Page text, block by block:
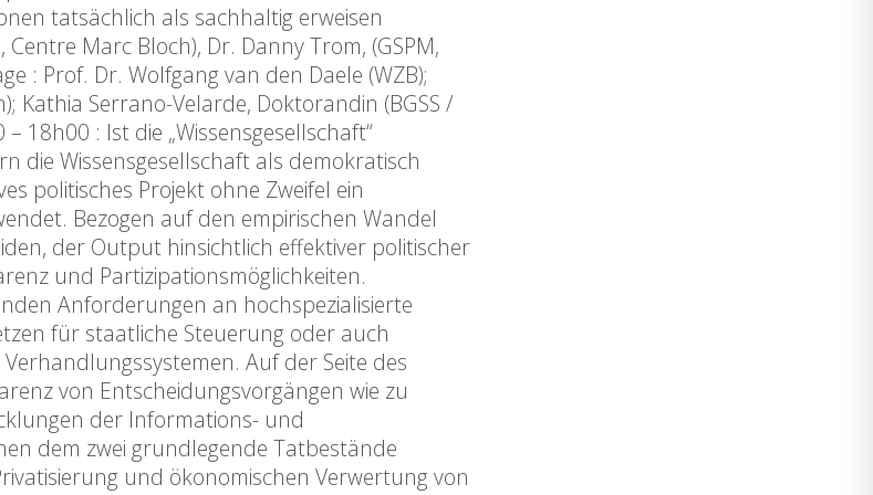
tatsächlich als sachhaltig erweisen
Marc Bloch), Dr. Danny Trom, (GSPM,
: Prof. Dr. Wolfgang van den Daele (WZB);
Kathia Serrano-Velarde, Doktorandin (BGSS /
18h00 : Ist die „Wissensgesellschaft“
die Wissensgesellschaft als demokratisch
politisches Projekt ohne Zweifel ein
Bezogen auf den empirischen Wandel
der Output hinsichtlich effektiver politischer
und Partizipationsmöglichkeiten.
Anforderungen an hochspezialisierte
für staatliche Steuerung oder auch
Auf der Seite des
von Entscheidungsvorgängen wie zu
der Informations- und
dem zwei grundlegende Tatbestände
und ökonomischen Verwertung von